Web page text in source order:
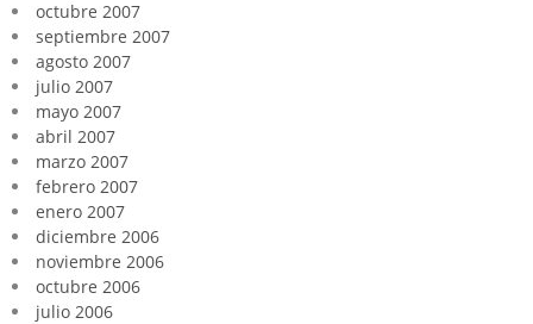
octubre 2007
septiembre 2007
agosto 2007
julio 2007
mayo 2007
abril 2007
marzo 2007
febrero 2007
enero 2007
diciembre 2006
noviembre 2006
octubre 2006
julio 2006